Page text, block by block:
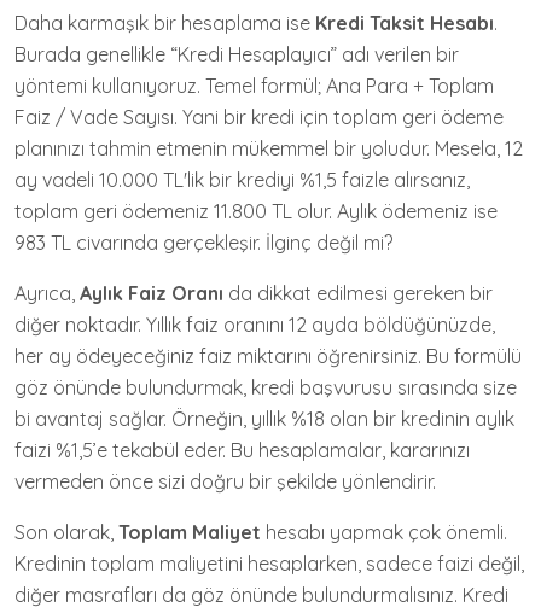
Daha karmaşık bir hesaplama ise Kredi Taksit Hesabı.
Burada genellikle “Kredi Hesaplayıcı” adı verilen bir
yöntemi kullanıyoruz. Temel formül; Ana Para + Toplam
Faiz / Vade Sayısı. Yani bir kredi için toplam geri ödeme
planınızı tahmin etmenin mükemmel bir yoludur. Mesela, 12
ay vadeli 10.000 TL'lik bir krediyi %1,5 faizle alırsanız,
toplam geri ödemeniz 11.800 TL olur. Aylık ödemeniz ise
983 TL civarında gerçekleşir. İlginç değil mi?
Ayrıca, Aylık Faiz Oranı da dikkat edilmesi gereken bir
diğer noktadır. Yıllık faiz oranını 12 ayda böldüğünüzde,
her ay ödeyeceğiniz faiz miktarını öğrenirsiniz. Bu formülü
göz önünde bulundurmak, kredi başvurusu sırasında size
bi avantaj sağlar. Örneğin, yıllık %18 olan bir kredinin aylık
faizi %1,5’e tekabül eder. Bu hesaplamalar, kararınızı
vermeden önce sizi doğru bir şekilde yönlendirir.
Son olarak, Toplam Maliyet hesabı yapmak çok önemli.
Kredinin toplam maliyetini hesaplarken, sadece faizi değil,
diğer masrafları da göz önünde bulundurmalısınız. Kredi